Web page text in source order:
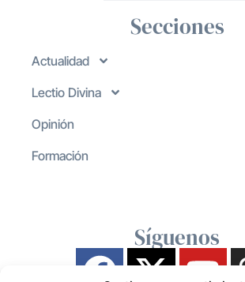
Secciones
Actualidad
Lectio Divina
Opinión
Formación
Síguenos